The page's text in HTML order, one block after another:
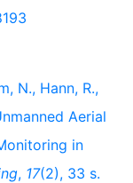
N., Hann, R.,
Aerial
in
, 17(2), 33 s.